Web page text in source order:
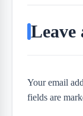
Leave
Your email
fields are